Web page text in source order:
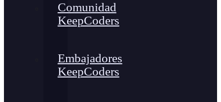
Comunidad
KeepCoders
Embajadores
KeepCoders